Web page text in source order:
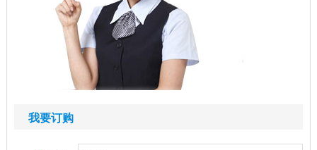
我要订购